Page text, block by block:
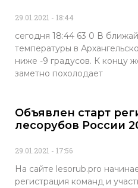
29.01.2021 18:44
сегодня 18:44 63 0 В
температуры в
ниже -9 градусов. К концу
заметно похолодает
Объявлен старт
лесорубов России
29.01.2021 17:56
На сайте lesorub.prо
регистрация команд и